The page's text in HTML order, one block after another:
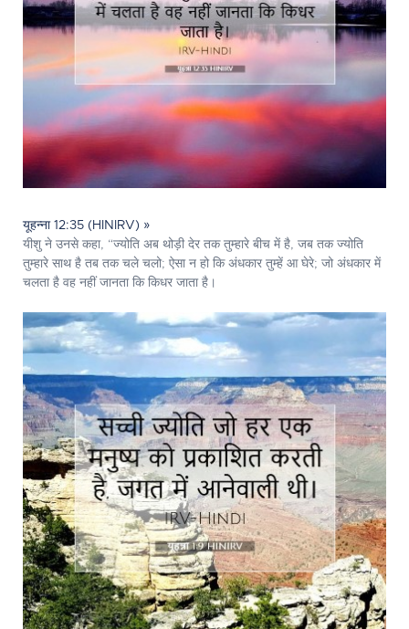
यूहन्ना 12:35 (HINIRV) »
यीशु ने उनसे कहा, “ज्योति अब थोड़ी देर तक तुम्हारे बीच में है, जब तक ज्योति
तुम्हारे साथ है तब तक चले चलो; ऐसा न हो कि अंधकार तुम्हें आ घेरे; जो अंधकार में
चलता है वह नहीं जानता कि किधर जाता है।